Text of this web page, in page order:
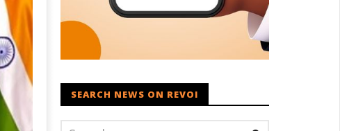
SEARCH NEWS ON REVOI